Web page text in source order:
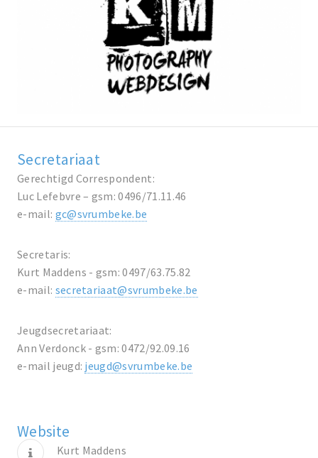
Secretariaat
Gerechtigd Correspondent:
Luc Lefebvre – gsm: 0496/71.11.46
e-mail: gc@svrumbeke.be
Secretaris:
Kurt Maddens - gsm: 0497/63.75.82
e-mail: secretariaat@svrumbeke.be
Jeugdsecretariaat:
Ann Verdonck - gsm: 0472/92.09.16
e-mail jeugd: jeugd@svrumbeke.be
Website
Kurt Maddens